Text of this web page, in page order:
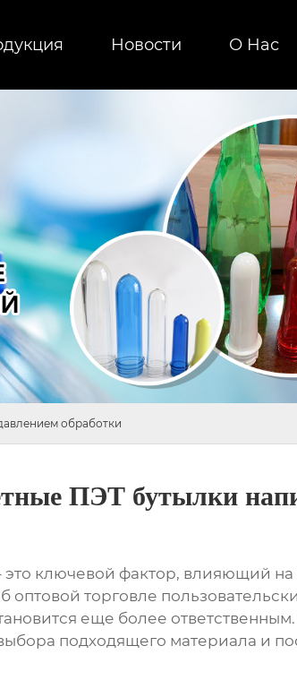
Новости О Hас
обработки
ПЭТ бутылки
это ключевой фактор, влияющий
оптовой торговле
еще более
подходящего материала и